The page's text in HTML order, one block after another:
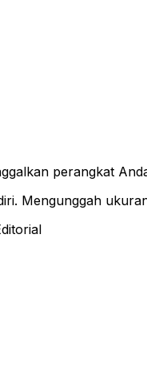
perangkat
Mengunggah